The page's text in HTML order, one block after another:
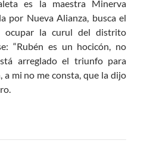
es la maestra Minerva
por Nueva Alianza, busca el
ocupar la curul del distrito
“Rubén es un hocicón, no
arreglado el triunfo para
a mi no me consta, que la dijo